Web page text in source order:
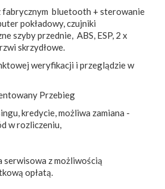
fabrycznym bluetooth + sterowanie
pokładowy, czujniki
szyby przednie, ABS, ESP, 2 x
skrzydłowe.
weryfikacji i przeglądzie w
Przebieg
kredycie, możliwa zamiana -
w rozliczeniu,
serwisowa z możliwością
opłatą.